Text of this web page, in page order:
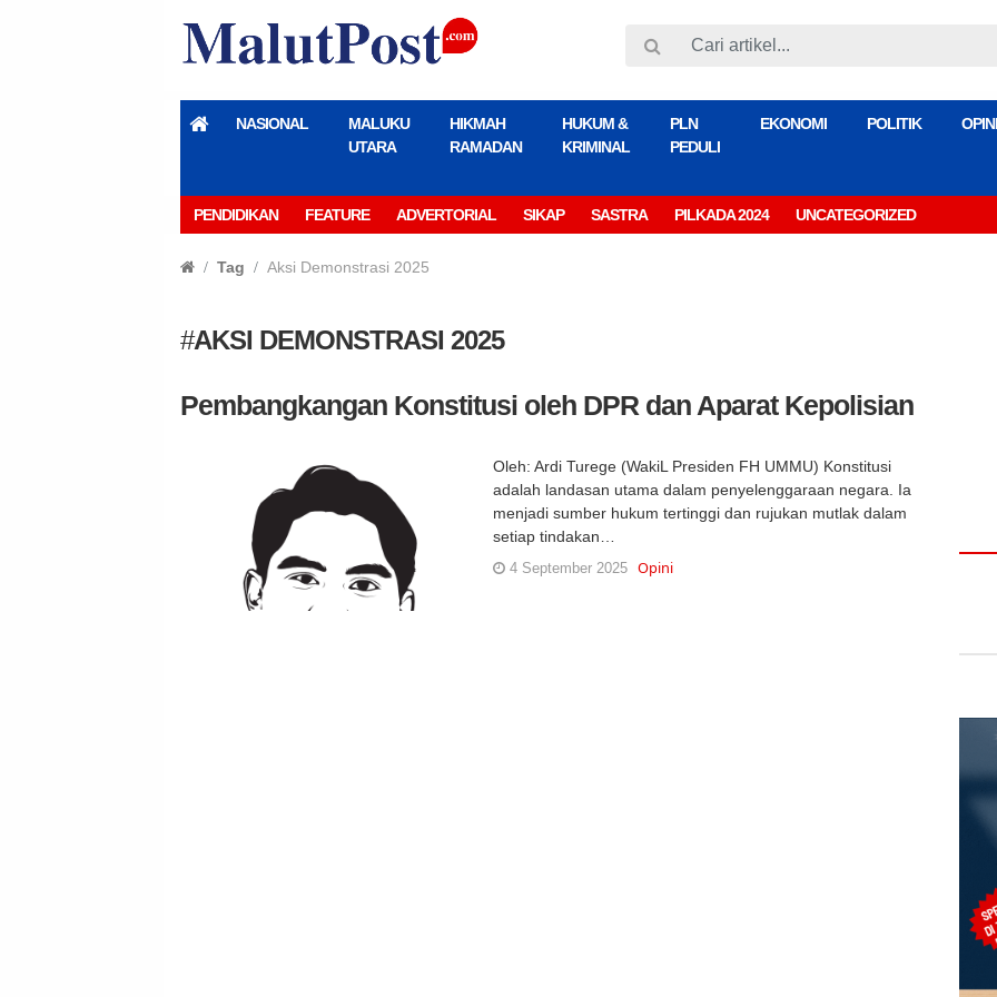
NASIONAL
MALUKU
UTARA
HIKMAH
RAMADAN
HUKUM &
KRIMINAL
PLN
PEDULI
EKONOMI POLITIK OPINI
PENDIDIKAN FEATURE ADVERTORIAL SIKAP SASTRA PILKADA 2024 UNCATEGORIZED
Tag Aksi Demonstrasi 2025
#AKSI DEMONSTRASI 2025
Pembangkangan Konstitusi oleh DPR dan Aparat Kepolisian
Oleh: Ardi Turege (WakiL Presiden FH UMMU) Konstitusi
adalah landasan utama dalam penyelenggaraan negara. Ia
menjadi sumber hukum tertinggi dan rujukan mutlak dalam
setiap tindakan…
4 September 2025 Opini